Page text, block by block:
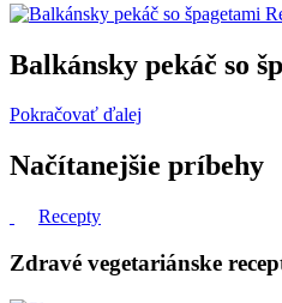
Balkánsky pekáč so
Pokračovať ďalej
Načítanejšie príbehy
Recepty
Zdravé vegetariánske